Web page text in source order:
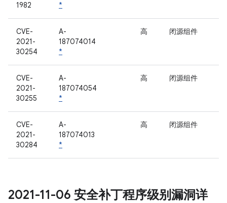
1982
*
CVE-
2021-
30254
A-
187074014
*
高 闭源组件
CVE-
2021-
30255
A-
187074054
*
高 闭源组件
CVE-
2021-
30284
A-
187074013
*
高 闭源组件
2021-11-06 安全补丁程序级别漏洞详